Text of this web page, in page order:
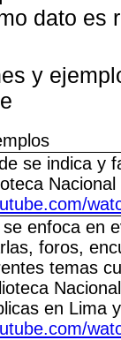
dato es
y
se indica y
enfoca en
foros,
temas
en Lima